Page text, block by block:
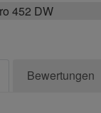
452 DW
Bewertungen